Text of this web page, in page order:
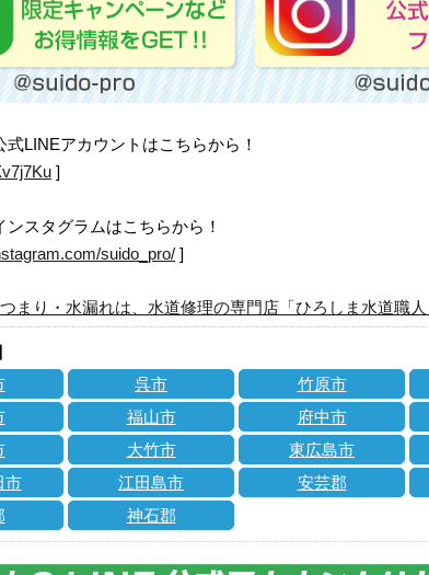
LINEアカウントはこちらから！
]
スタグラムはこちらから！
suido_pro/ ]
まり・水漏れは、水道修理の専門店「ひろしま水道職人
呉市 竹原市
福山市 府中市
大竹市 東広島市
市
江田島市 安芸郡
神石郡